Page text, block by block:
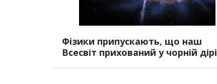
Фізики припускають, що наш
Всесвіт прихований у чорній дірі